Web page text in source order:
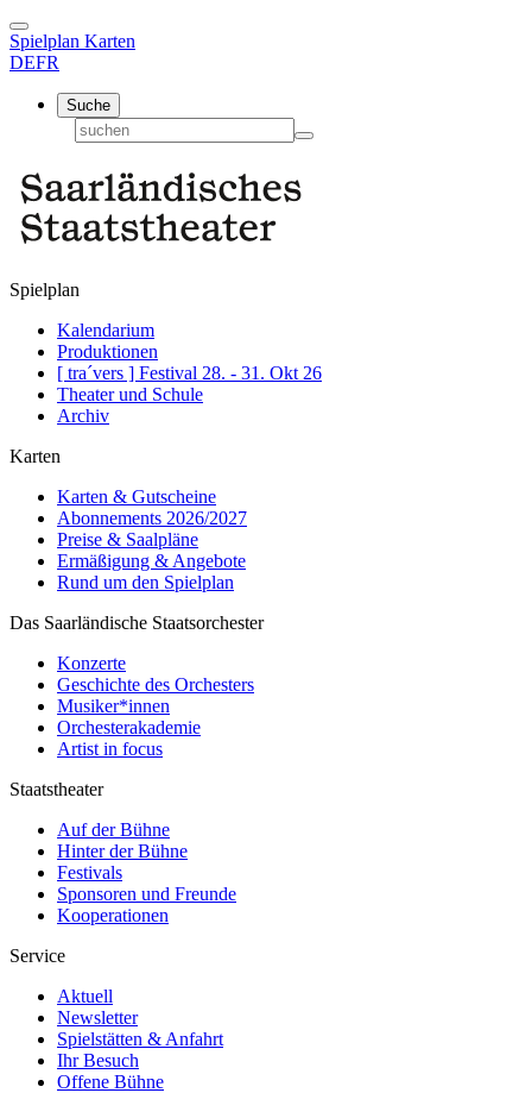
Spielplan Karten
DEFR
Suche
Spielplan
Kalendarium
Produktionen
[ tra´vers ] Festival 28. - 31. Okt 26
Theater und Schule
Archiv
Karten
Karten & Gutscheine
Abonnements 2026/2027
Preise & Saalpläne
Ermäßigung & Angebote
Rund um den Spielplan
Das Saarländische Staatsorchester
Konzerte
Geschichte des Orchesters
Musiker*innen
Orchesterakademie
Artist in focus
Staatstheater
Auf der Bühne
Hinter der Bühne
Festivals
Sponsoren und Freunde
Kooperationen
Service
Aktuell
Newsletter
Spielstätten & Anfahrt
Ihr Besuch
Offene Bühne